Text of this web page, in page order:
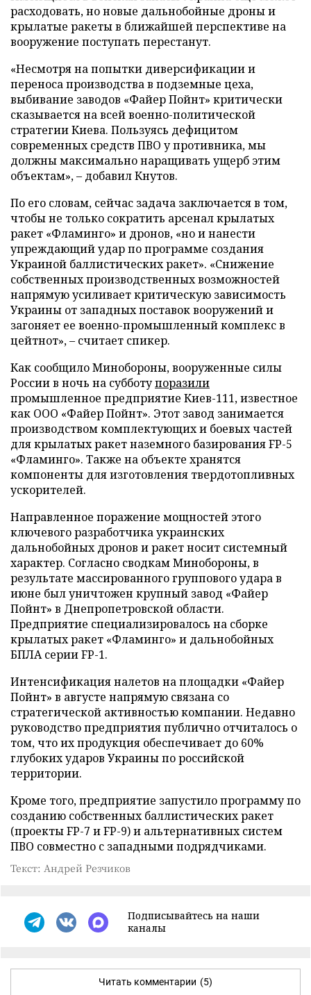
расходовать, но новые дальнобойные дроны и
крылатые ракеты в ближайшей перспективе на
вооружение поступать перестанут.
«Несмотря на попытки диверсификации и
переноса производства в подземные цеха,
выбивание заводов «Файер Пойнт» критически
сказывается на всей военно-политической
стратегии Киева. Пользуясь дефицитом
современных средств ПВО у противника, мы
должны максимально наращивать ущерб этим
объектам», – добавил Кнутов.
По его словам, сейчас задача заключается в том,
чтобы не только сократить арсенал крылатых
ракет «Фламинго» и дронов, «но и нанести
упреждающий удар по программе создания
Украиной баллистических ракет». «Снижение
собственных производственных возможностей
напрямую усиливает критическую зависимость
Украины от западных поставок вооружений и
загоняет ее военно-промышленный комплекс в
цейтнот», – считает спикер.
Как сообщило Минобороны, вооруженные силы
России в ночь на субботупоразили
промышленное предприятие Киев-111, известное
как ООО «Файер Пойнт». Этот завод занимается
производством комплектующих и боевых частей
для крылатых ракет наземного базирования FP-5
«Фламинго». Также на объекте хранятся
компоненты для изготовления твердотопливных
ускорителей.
Направленное поражение мощностей этого
ключевого разработчика украинских
дальнобойных дронов и ракет носит системный
характер. Согласно сводкам Минобороны, в
результате массированного группового удара в
июне был уничтожен крупный завод «Файер
Пойнт» в Днепропетровской области.
Предприятие специализировалось на сборке
крылатых ракет «Фламинго» и дальнобойных
БПЛА серии FP-1.
Интенсификация налетов на площадки «Файер
Пойнт» в августе напрямую связана со
стратегической активностью компании. Недавно
руководство предприятия публично отчиталось о
том, что их продукция обеспечивает до 60%
глубоких ударов Украины по российской
территории.
Кроме того, предприятие запустило программу по
созданию собственных баллистических ракет
(проекты FP-7 и FP-9) и альтернативных систем
ПВО совместно с западными подрядчиками.
Текст: Андрей Резчиков
Подписывайтесь на наши
каналы
Читать комментарии (5)